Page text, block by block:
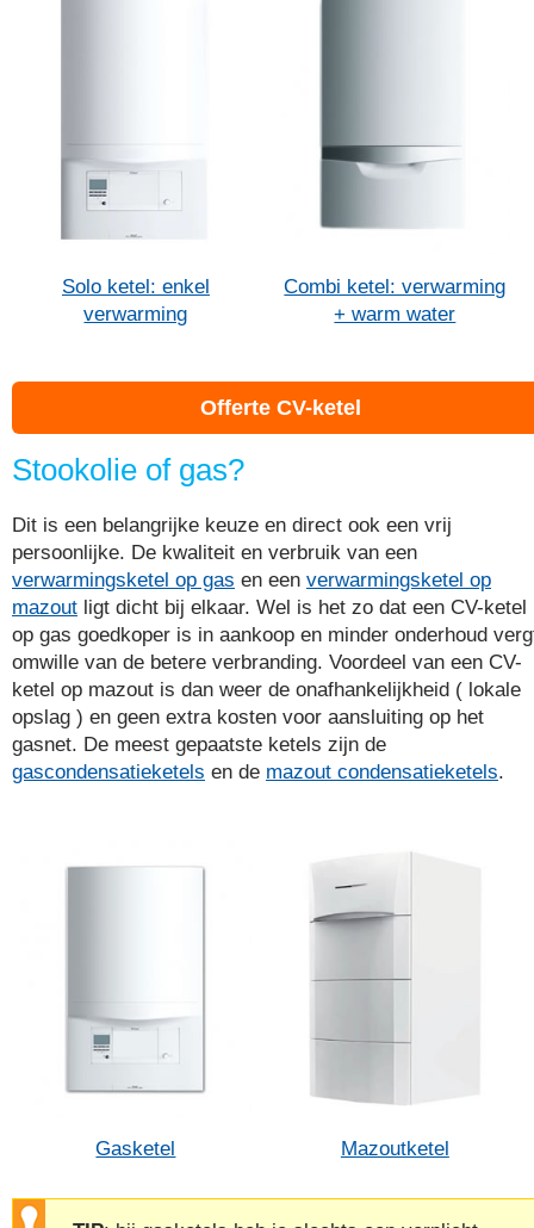
Solo ketel: enkel
verwarming
Combi ketel: verwarming
+ warm water
Offerte CV-ketel
Stookolie of gas?
Dit is een belangrijke keuze en direct ook een vrij
persoonlijke. De kwaliteit en verbruik van een
verwarmingsketel op gas en een verwarmingsketel op
mazout ligt dicht bij elkaar. Wel is het zo dat een CV-ketel
op gas goedkoper is in aankoop en minder onderhoud
omwille van de betere verbranding. Voordeel van een CV-
ketel op mazout is dan weer de onafhankelijkheid ( lokale
opslag ) en geen extra kosten voor aansluiting op het
gasnet. De meest gepaatste ketels zijn de
gascondensatieketels en de mazout condensatieketels.
Gasketel Mazoutketel